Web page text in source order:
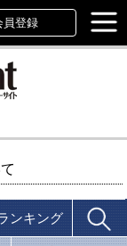
員登録
ンキング